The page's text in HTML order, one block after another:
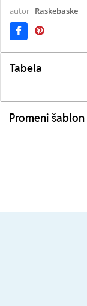
autor Raskebaske
Tabela
Promeni šablon